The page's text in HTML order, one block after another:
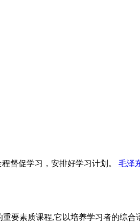
督促学习，安排好学习计划。 毛泽
要素质课程,它以培养学习者的综